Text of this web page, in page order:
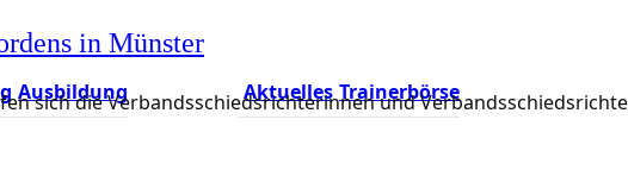
Ausbildung Aktuelles Trainerbörse
in Münster
sich die Verbandsschiedsrichterinnen und